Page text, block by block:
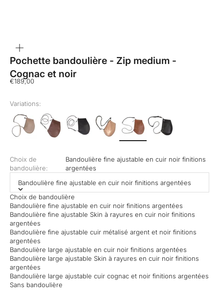
Pochette bandoulière - Zip medium -
Cognac et noir
Prix de vente
€189,00
Variations:
Choix de
bandoulière:
Bandoulière fine ajustable en cuir noir finitions
argentées
Bandoulière fine ajustable en cuir noir finitions argentées
Choix de bandoulière
Bandoulière fine ajustable en cuir noir finitions argentées
Bandoulière fine ajustable Skin à rayures en cuir noir finitions
argentées
Bandoulière fine ajustable cuir métalisé argent et noir finitions
argentées
Bandoulière large ajustable en cuir noir finitions argentées
Bandoulière large ajustable Skin à rayures en cuir noir finitions
argentées
Bandoulière large ajustable cuir cognac et noir finitions argentées
Sans bandoulière